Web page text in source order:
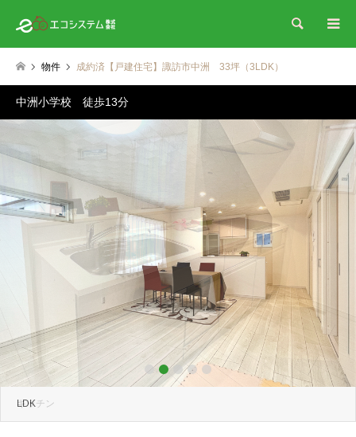
検索
物件 成約済【戸建住宅】諏訪市中洲 33坪（3LDK）
中洲小学校 徒歩13分
LDK
キッチン
2 3 5